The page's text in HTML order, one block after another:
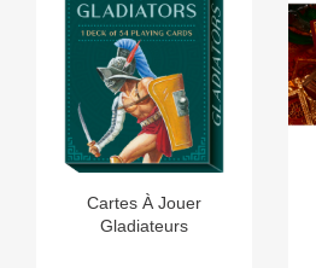
Cartes À Jouer
Gladiateurs